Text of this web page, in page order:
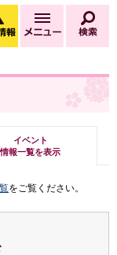
緊急情報
緊急情報を開く
メニュー
イベント
情報一覧を表示
をご覧ください。